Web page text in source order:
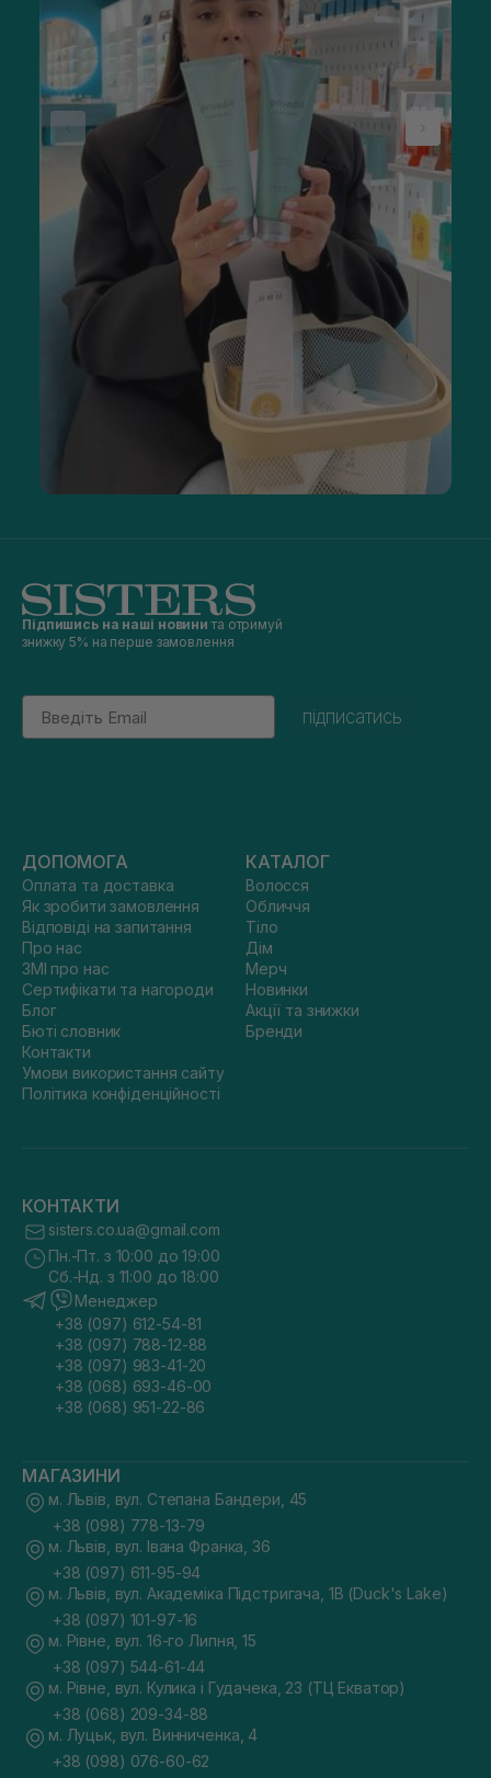
Підпишись на наші новини та отримуй
знижку 5% на перше замовлення
Email
підписатись
ДОПОМОГА
Оплата та доставка
Як зробити замовлення
Відповіді на запитання
Про нас
ЗМІ про нас
Сертифікати та нагороди
Блог
Бюті словник
Контакти
Умови використання сайту
Політика конфіденційності
КАТАЛОГ
Волосся
Обличчя
Тіло
Дім
Мерч
Новинки
Акції та знижки
Бренди
КОНТАКТИ
sisters.co.ua@gmail.com
Пн.-Пт. з 10:00 до 19:00
Сб.-Нд. з 11:00 до 18:00
Менеджер
+38 (097) 612-54-81
+38 (097) 788-12-88
+38 (097) 983-41-20
+38 (068) 693-46-00
+38 (068) 951-22-86
МАГАЗИНИ
м. Львів, вул. Степана Бандери, 45
+38 (098) 778-13-79
м. Львів, вул. Івана Франка, 36
+38 (097) 611-95-94
м. Львів, вул. Академіка Підстригача, 1В (Duck's Lake)
+38 (097) 101-97-16
м. Рівне, вул. 16-го Липня, 15
+38 (097) 544-61-44
м. Рівне, вул. Кулика і Гудачека, 23 (ТЦ Екватор)
+38 (068) 209-34-88
м. Луцьк, вул. Винниченка, 4
+38 (098) 076-60-62